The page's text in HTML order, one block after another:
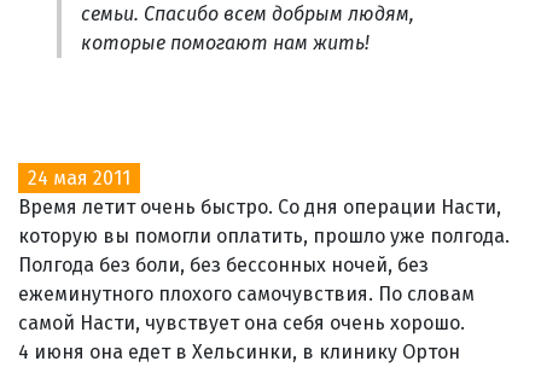
семьи. Спасибо всем добрым людям,
которые помогают нам жить!
24 мая 2011
Время летит очень быстро. Со дня операции Насти,
которую вы помогли оплатить, прошло уже полгода.
Полгода без боли, без бессонных ночей, без
ежеминутного плохого самочувствия. По словам
самой Насти, чувствует она себя очень хорошо.
4 июня она едет в Хельсинки, в клинику Ортон